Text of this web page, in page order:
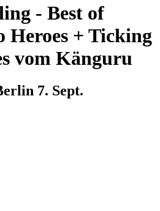
- Best of
Heroes + Ticking
vom Känguru
7. Sept.